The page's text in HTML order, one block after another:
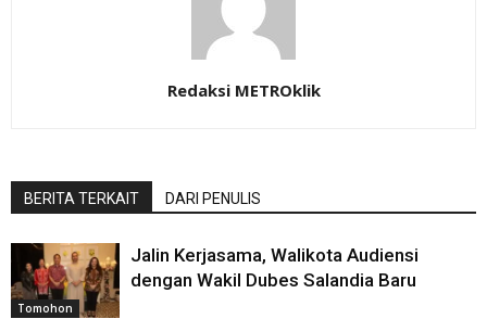
Redaksi METROklik
BERITA TERKAIT DARI PENULIS
Tomohon
Jalin Kerjasama, Walikota Audiensi
dengan Wakil Dubes Salandia Baru